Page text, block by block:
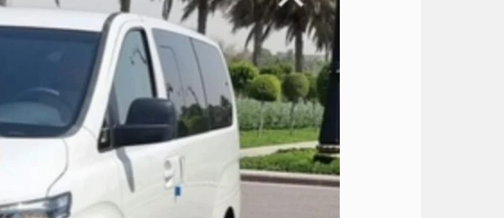
7
راكب
الي
شرم